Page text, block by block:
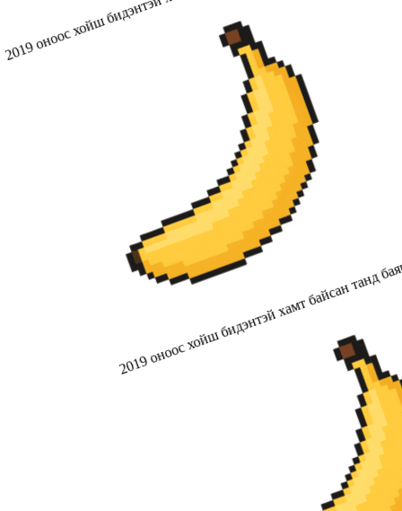
2019 оноос хойш бидэнтэй хамт байсан